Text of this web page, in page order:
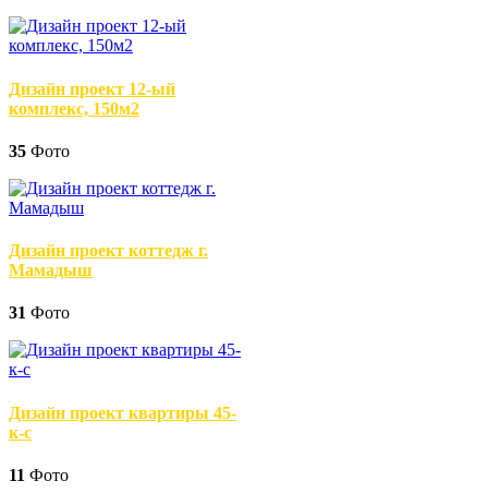
Дизайн проект 12-ый
комплекс, 150м2
35 Фото
Дизайн проект коттедж г.
Мамадыш
31 Фото
Дизайн проект квартиры 45-
к-с
11 Фото